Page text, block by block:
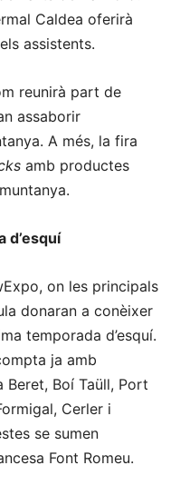
Caldea oferirà
assistents.
reunirà part de
assaborir
A més, la fira
amb productes
d’esquí
on les principals
donaran a conèixer
temporada d’esquí.
ja amb
Beret, Boí Taüll, Port
Cerler i
se sumen
Font Romeu.